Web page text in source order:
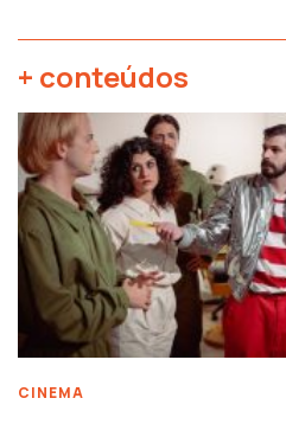
+ conteúdos
CINEMA